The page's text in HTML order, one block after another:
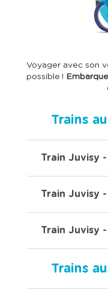
Voyager avec son
possible !
Trains
Train Juvisy
Train Juvisy
Train Juvisy
Trains